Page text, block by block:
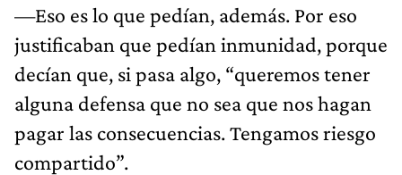
—Eso es lo que pedían, además. Por eso
justificaban que pedían inmunidad, porque
decían que, si pasa algo, “queremos tener
alguna defensa que no sea que nos hagan
pagar las consecuencias. Tengamos riesgo
compartido”.